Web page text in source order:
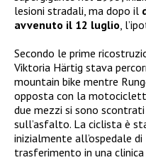
lesioni stradali, ma dopo il
avvenuto il 12 luglio ,
Secondo le prime
Viktoria Härtig stava
mountain bike mentre
opposta con la
due mezzi si sono
sull’asfalto. La ciclista è
inizialmente all’ospedale
trasferimento in una